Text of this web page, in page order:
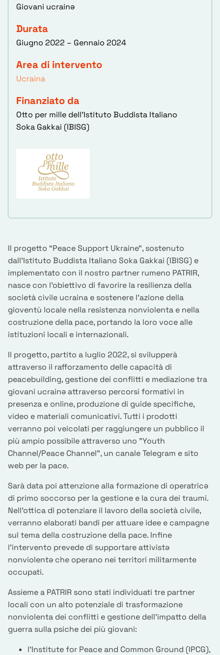
Giovani ucrainə
Durata
Giugno 2022 – Gennaio 2024
Area di intervento
Ucraina
Finanziato da
Otto per mille dell'Istituto Buddista Italiano
Soka Gakkai (IBISG)
Il progetto “Peace Support Ukraine”, sostenuto
dall'Istituto Buddista Italiano Soka Gakkai (IBISG) e
implementato con il nostro partner rumeno PATRIR,
nasce con l'obiettivo di favorire la resilienza della
società civile ucraina e sostenere l’azione della
gioventù locale nella resistenza nonviolenta e nella
costruzione della pace, portando la loro voce alle
istituzioni locali e internazionali.
Il progetto, partito a luglio 2022, si svilupperà
attraverso il rafforzamento delle capacità di
peacebuilding, gestione dei conflitti e mediazione tra
giovani ucrainə attraverso percorsi formativi in
presenza e online, produzione di guide specifiche,
video e materiali comunicativi. Tutti i prodotti
verranno poi veicolati per raggiungere un pubblico il
più ampio possibile attraverso uno "Youth
Channel/Peace Channel", un canale Telegram e sito
web per la pace.
Sarà data poi attenzione alla formazione di operatricə
di primo soccorso per la gestione e la cura dei traumi.
Nell’ottica di potenziare il lavoro della società civile,
verranno elaborati bandi per attuare idee e campagne
sul tema della costruzione della pace. Infine
l'intervento prevede di supportare attivistə
nonviolentə che operano nei territori militarmente
occupati.
Assieme a PATRIR sono stati individuati tre partner
locali con un alto potenziale di trasformazione
nonviolenta dei conflitti e gestione dell’impatto della
guerra sulla psiche dei più giovani:
l’Institute for Peace and Common Ground (IPCG),